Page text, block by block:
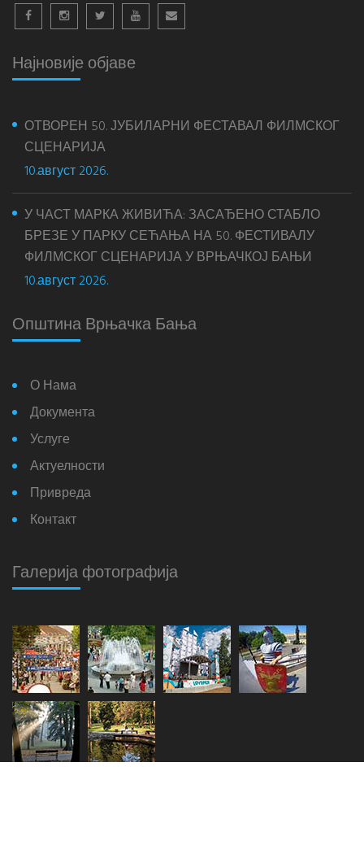
Најновије објаве
ОТВОРЕН 50. ЈУБИЛАРНИ ФЕСТАВАЛ ФИЛМСКОГ
СЦЕНАРИЈА
10.август 2026.
У ЧАСТ МАРКА ЖИВИЋА: ЗАСАЂЕНО СТАБЛО
БРЕЗЕ У ПАРКУ СЕЋАЊА НА 50. ФЕСТИВАЛУ
ФИЛМСКОГ СЦЕНАРИЈА У ВРЊАЧКОЈ БАЊИ
10.август 2026.
Општина Врњачка Бања
О Нама
Документа
Услуге
Актуелности
Привреда
Контакт
Галерија фотографија